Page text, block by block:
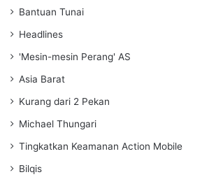
Bantuan Tunai
Headlines
'Mesin-mesin Perang' AS
Asia Barat
Kurang dari 2 Pekan
Michael Thungari
Tingkatkan Keamanan Action Mobile
Bilqis